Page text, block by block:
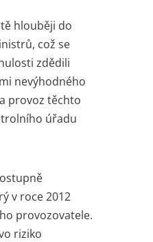
hlouběji do
což se
zdědili
nevýhodného
provoz těchto
úřadu
v roce 2012
provozovatele.
riziko